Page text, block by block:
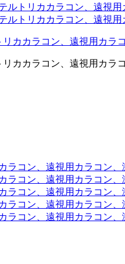
ルトリカカラコン、遠視
ルトリカカラコン、遠視
カカラコン、遠視用カ
カカラコン、遠視用カ
ラコン、遠視用カラコン
ラコン、遠視用カラコン
ラコン、遠視用カラコン
ラコン、遠視用カラコン
ラコン、遠視用カラコン